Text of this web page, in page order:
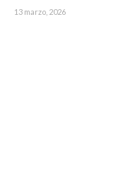
13 marzo, 2026